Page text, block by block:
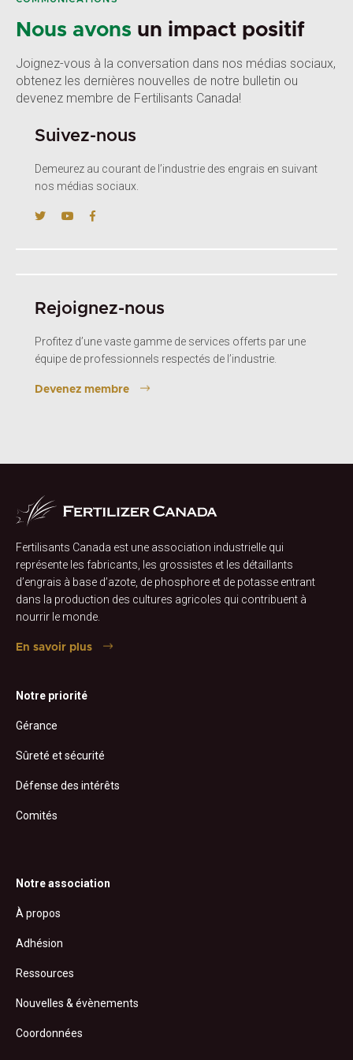
Nous avons un impact positif
Joignez-vous à la conversation dans nos médias sociaux,
obtenez les dernières nouvelles de notre bulletin ou
devenez membre de Fertilisants Canada!
Suivez-nous
Demeurez au courant de l’industrie des engrais en suivant
nos médias sociaux.
Rejoignez-nous
Profitez d’une vaste gamme de services offerts par une
équipe de professionnels respectés de l’industrie.
Devenez membre
Fertilisants Canada est une association industrielle qui
représente les fabricants, les grossistes et les détaillants
d’engrais à base d’azote, de phosphore et de potasse entrant
dans la production des cultures agricoles qui contribuent à
nourrir le monde.
En savoir plus
Notre priorité
Gérance
Sûreté et sécurité
Défense des intérêts
Comités
Notre association
À propos
Adhésion
Ressources
Nouvelles & évènements
Coordonnées